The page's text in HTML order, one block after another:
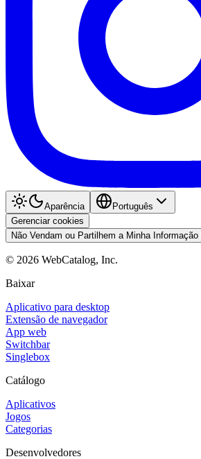
Aparência
Português
Gerenciar cookies
Não Vendam ou Partilhem a Minha Informação
© 2026 WebCatalog, Inc.
Baixar
Aplicativo para desktop
Extensão de navegador
App web
Switchbar
Singlebox
Catálogo
Aplicativos
Jogos
Categorias
Desenvolvedores